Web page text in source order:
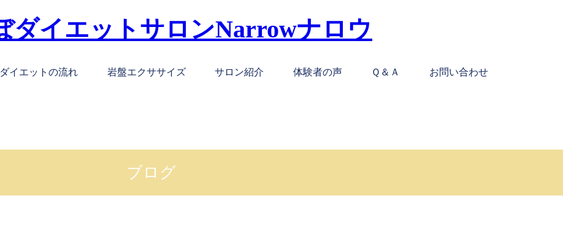
ダイエットの流れ 岩盤エクササイズ サロン紹介 体験者の声 Ｑ＆Ａ お問い合わせ
ブログ